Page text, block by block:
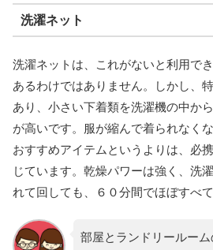
洗濯ネット
洗濯ネットは、これがないと利用で
あるわけではありません。しかし、
あり、小さい下着類を洗濯機の中か
が高いです。服が縮んで着られなく
おすすめアイテムというよりは、必
じています。乾燥パワーは強く、洗
れて回しても、６０分間でほぼすべ
部屋とランドリールー